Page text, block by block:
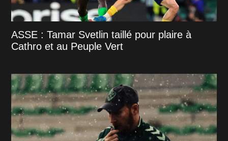
ASSE : Tamar Svetlin taillé pour plaire à
Cathro et au Peuple Vert